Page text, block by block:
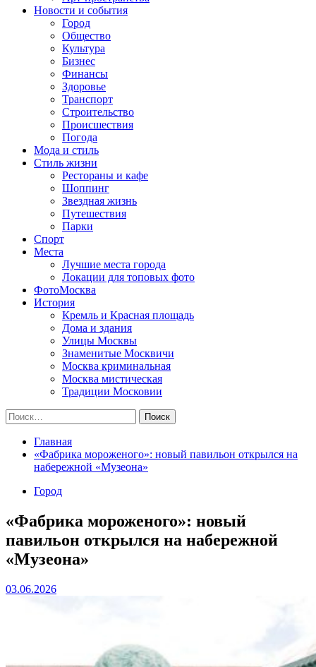
Новости и события
Город
Общество
Культура
Бизнес
Финансы
Здоровье
Транспорт
Строительство
Происшествия
Погода
Мода и стиль
Стиль жизни
Рестораны и кафе
Шоппинг
Звездная жизнь
Путешествия
Парки
Спорт
Места
Лучшие места города
Локации для топовых фото
ФотоМосква
История
Кремль и Красная площадь
Дома и здания
Улицы Москвы
Знаменитые Москвичи
Москва криминальная
Москва мистическая
Традиции Московии
Найти:
Главная
«Фабрика мороженого»: новый павильон открылся на
набережной «Музеона»
Город
«Фабрика мороженого»: новый
павильон открылся на набережной
«Музеона»
03.06.2026